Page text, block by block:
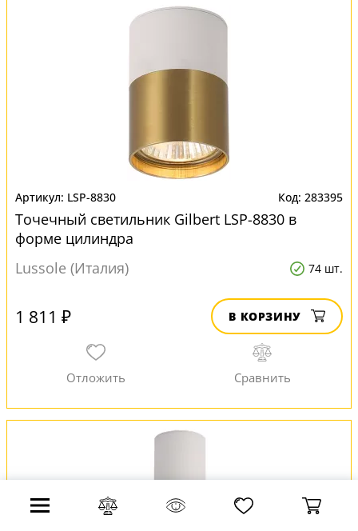
LSP-8830 283395
Точечный светильник Gilbert LSP-8830 в
форме цилиндра
Lussole (Италия)
74 шт.
1 811 ₽ В КОРЗИНУ